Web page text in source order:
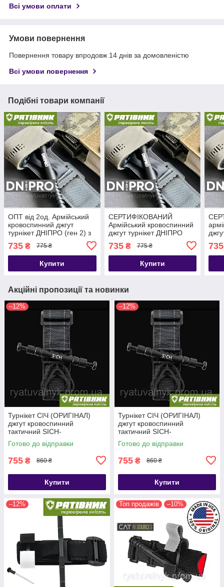
Всі умови оплати
Умови повернення
Повернення товару впродовж 14 днів за домовленістю
Всі умови повернення
Подібні товари компанії
ОПТ від 2од. Армійський
кровоспинний джгут
турнікет ДНІПРО (ген 2) з
ОРИГІНАЛ. Гемостатик
джгут(ТЖТ)
735 ₴ 775 ₴
Купити
СЕРТИФІКОВАНИЙ
Армійський кровоспинний
джгут турнікет ДНІПРО
(ген 2) з метал. воротком.
(ОПТ) ОРИГІНАЛ (ТЖТ)
735₴ 775 ₴
Купити
735
Акційні пропозиції та новинки
–12%
Турнікет СІЧ (ОРИГІНАЛ)
джгут кровоспинний
тактичний SICH-
TOURNIQUET (ТЖТ)
Готово до відправки
755 ₴ 860 ₴
Купити
–12%
Турнікет СІЧ (ОРИГІНАЛ)
джгут кровоспинний
тактичний SICH-
TOURNIQUET (ТЖТ)
Готово до відправки
755 ₴ 860 ₴
Купити
–12% Топ продажів –10%